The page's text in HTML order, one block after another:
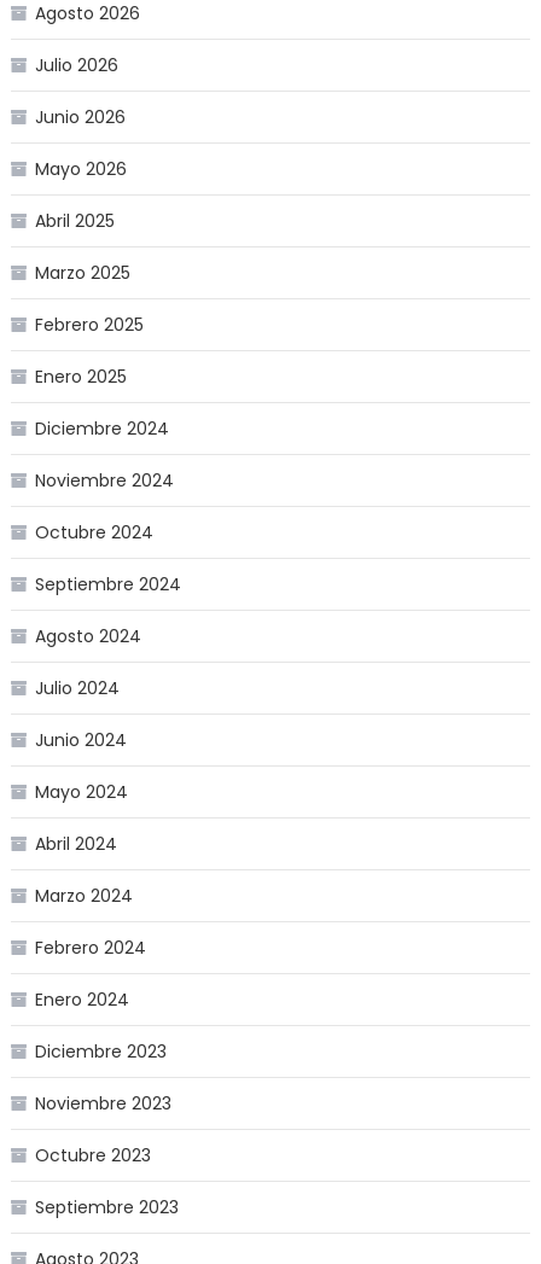
Agosto 2026
Julio 2026
Junio 2026
Mayo 2026
Abril 2025
Marzo 2025
Febrero 2025
Enero 2025
Diciembre 2024
Noviembre 2024
Octubre 2024
Septiembre 2024
Agosto 2024
Julio 2024
Junio 2024
Mayo 2024
Abril 2024
Marzo 2024
Febrero 2024
Enero 2024
Diciembre 2023
Noviembre 2023
Octubre 2023
Septiembre 2023